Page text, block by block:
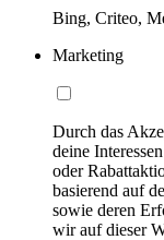
Bing, Criteo,
Marketing
Durch das
deine
oder
basierend auf
sowie deren
wir auf dieser